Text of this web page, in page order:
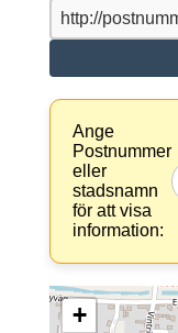
Ange
Postnummer
eller
stadsnamn
för att visa
information:
+